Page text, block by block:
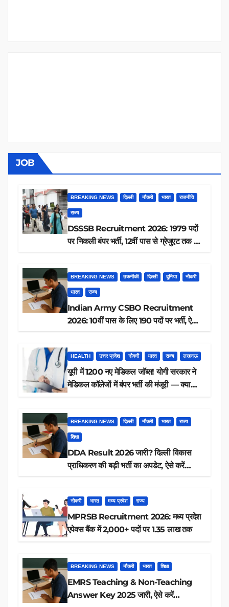
JOB
BREAKING NEWS दिल्ली नौकरी भारत राजनीति
राज्य
DSSSB Recruitment 2026: 1979 पदों
पर निकली बंपर भर्ती, 12वीं पास से ग्रेजुएट तक करें
BREAKING NEWS तकनीकी दिल्ली दुनिया नौकरी
भारत राज्य
Indian Army CSBO Recruitment
2026: 10वीं पास के लिए 190 पदों पर भर्ती, ऐसे
HEALTH उत्तर प्रदेश नौकरी भारत राज्य लखनऊ
यूपी में 1200 नए मेडिकल जॉब्स! योगी सरकार ने
मेडिकल कॉलेजों में बंपर भर्ती की मंजूरी — क्या
BREAKING NEWS दिल्ली नौकरी भारत राज्य
शिक्षा
DDA Result 2026 जारी? दिल्ली विकास
प्राधिकरण की बड़ी भर्ती का अपडेट, ऐसे करें
नौकरी भारत मध्य प्रदेश राज्य
MPRSB Recruitment 2026: मध्य प्रदेश
एपेक्स बैंक में 2,000+ पदों पर 1.35 लाख तक
BREAKING NEWS नौकरी भारत शिक्षा
EMRS Teaching & Non-Teaching
Answer Key 2025 जारी, ऐसे करें